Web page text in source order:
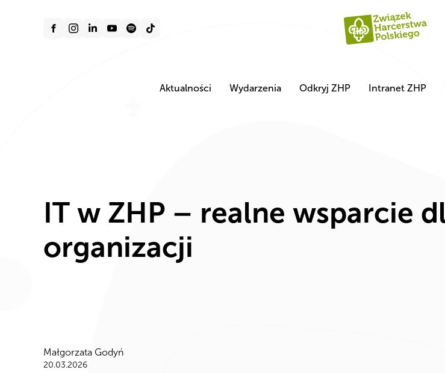
Aktualności Wydarzenia Odkryj ZHP Intranet ZHP
IT w ZHP – realne wsparcie
organizacji
Małgorzata Godyń
20.03.2026